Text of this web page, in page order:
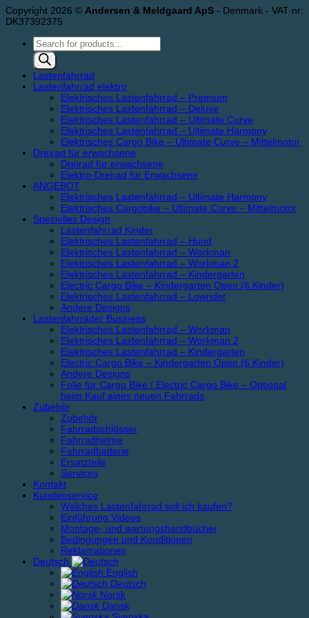
Copyright 2026 © Andersen & Meldgaard ApS - Denmark - VAT nr:
DK37392375
Products
search
Lastenfahrrad
Lastenfahrrad elektro
Elektrisches Lastenfahrrad – Premium
Elektrisches Lastenfahrrad – Deluxe
Elektrisches Lastenfahrrad – Ultimate Curve
Elektrisches Lastenfahrrad – Ultimate Harmony
Elektrisches Cargo Bike – Ultimate Curve – Mittelmotor
Dreirad für erwachsene
Dreirad für erwachsene
Elektro-Dreirad für Erwachsene
ANGEBOT
Elektrisches Lastenfahrrad – Ultimate Harmony
Elektrisches Cargobike – Ultimate Curve – Mittelmotor
Spezielles Design
Lastenfahrrad Kinder
Elektrisches Lastenfahrrad – Hund
Elektrisches Lastenfahrrad – Workman
Elektrisches Lastenfahrrad – Workman 2
Elektrisches Lastenfahrrad – Kindergarten
Electric Cargo Bike – Kindergarten Open (6 Kinder)
Elektrisches Lastenfahrrad – Lowrider
Andere Designs
Lastenfahrräder Business
Elektrisches Lastenfahrrad – Workman
Elektrisches Lastenfahrrad – Workman 2
Elektrisches Lastenfahrrad – Kindergarten
Electric Cargo Bike – Kindergarten Open (6 Kinder)
Andere Designs
Folie für Cargo Bike / Electric Cargo Bike – Optional
beim Kauf eines neuen Fahrrads
Zubehör
Zubehör
Fahrradschlösser
Fahrradhelme
Fahrradbatterie
Ersatzteile
Services
Kontakt
Kundenservice
Welches Lastenfahrrad soll ich kaufen?
Einführung Videos
Montage- und wartungshandbücher
Bedingungen und Konditionen
Reklamationen
Deutsch
English
Deutsch
Norsk
Dansk